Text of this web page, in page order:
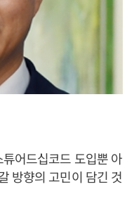
어드십코드 도입뿐 아
방향의 고민이 담긴 것